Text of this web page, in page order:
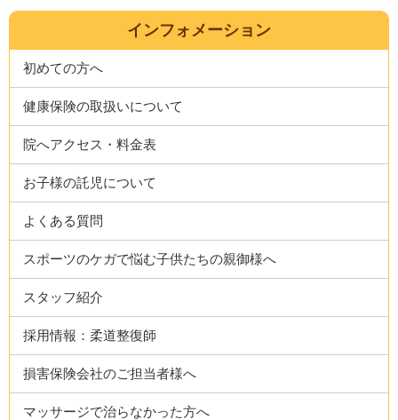
インフォメーション
初めての方へ
健康保険の取扱いについて
院へアクセス・料金表
お子様の託児について
よくある質問
スポーツのケガで悩む子供たちの親御様へ
スタッフ紹介
採用情報：柔道整復師
損害保険会社のご担当者様へ
マッサージで治らなかった方へ